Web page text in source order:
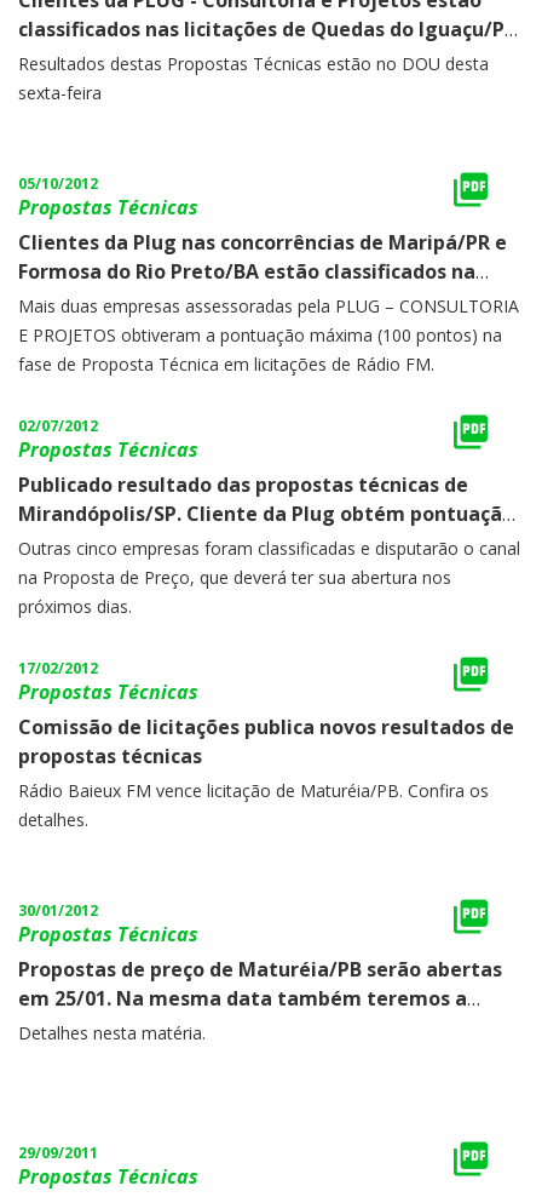
classificados nas licitações de Quedas do Iguaçu/PR
e Barão de Cotegipe/RS
Resultados destas Propostas Técnicas estão no DOU desta
sexta-feira
05/10/2012
Propostas Técnicas
Clientes da Plug nas concorrências de Maripá/PR e
Formosa do Rio Preto/BA estão classificados na
proposta técnica. Ao todo, são publicadas PT de 12
licitações
Mais duas empresas assessoradas pela PLUG – CONSULTORIA
E PROJETOS obtiveram a pontuação máxima (100 pontos) na
fase de Proposta Técnica em licitações de Rádio FM.
02/07/2012
Propostas Técnicas
Publicado resultado das propostas técnicas de
Mirandópolis/SP. Cliente da Plug obtém pontuação
máxima.
Outras cinco empresas foram classificadas e disputarão o canal
na Proposta de Preço, que deverá ter sua abertura nos
próximos dias.
17/02/2012
Propostas Técnicas
Comissão de licitações publica novos resultados de
propostas técnicas
Rádio Baieux FM vence licitação de Maturéia/PB. Confira os
detalhes.
30/01/2012
Propostas Técnicas
Propostas de preço de Maturéia/PB serão abertas
em 25/01. Na mesma data também teremos a
abertura das propostas técnicas de outras cinco
Detalhes nesta matéria.
29/09/2011
Propostas Técnicas